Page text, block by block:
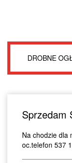
DROBNE
Sprzedam
Na chodzie dla
oc.telefon 537